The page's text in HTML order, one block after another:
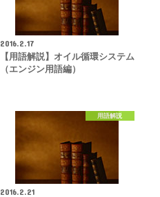
2016.2.17
【用語解説】オイル循環システム
（エンジン用語編）
用語解説
2016.2.21